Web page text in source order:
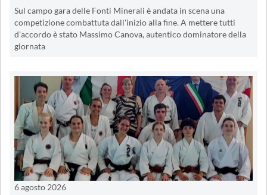
Sul campo gara delle Fonti Minerali è andata in scena una
competizione combattuta dall'inizio alla fine. A mettere tutti
d'accordo è stato Massimo Canova, autentico dominatore della
giornata
6 agosto 2026